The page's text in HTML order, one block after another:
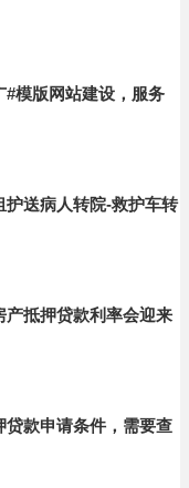
#模版网站建设，服务
护送病人转院-救护车转
产抵押贷款利率会迎来
贷款申请条件，需要查